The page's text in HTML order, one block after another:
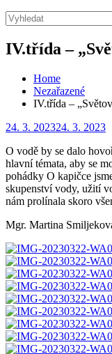
Search
for:
IV.třída –
Home
Nezařazené
IV.třída –
Posted
24. 3. 202324. 3. 2023
O vodě by se dalo
hlavní témata, aby se
pohádky O kapičce
skupenství vody, užití
nám prolínala skoro
Mgr. Martina